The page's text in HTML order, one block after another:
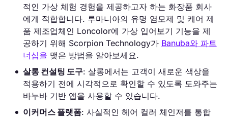
적인 가상 체험 경험을 제공하고자 하는 화장품 회사
에게 적합합니다. 루마니아의 유명 염모제 및 케어 제
품 제조업체인 Loncolor에 가상 입어보기 기능을 제
공하기 위해 Scorpion Technology가 Banuba와 파트
너십을 맺은 방법을 알아보세요.
살롱 컨설팅 도구: 살롱에서는 고객이 새로운 색상을
적용하기 전에 시각적으로 확인할 수 있도록 도와주는
바누바 기반 앱을 사용할 수 있습니다.
이커머스 플랫폼: 사실적인 헤어 컬러 체인저를 통합